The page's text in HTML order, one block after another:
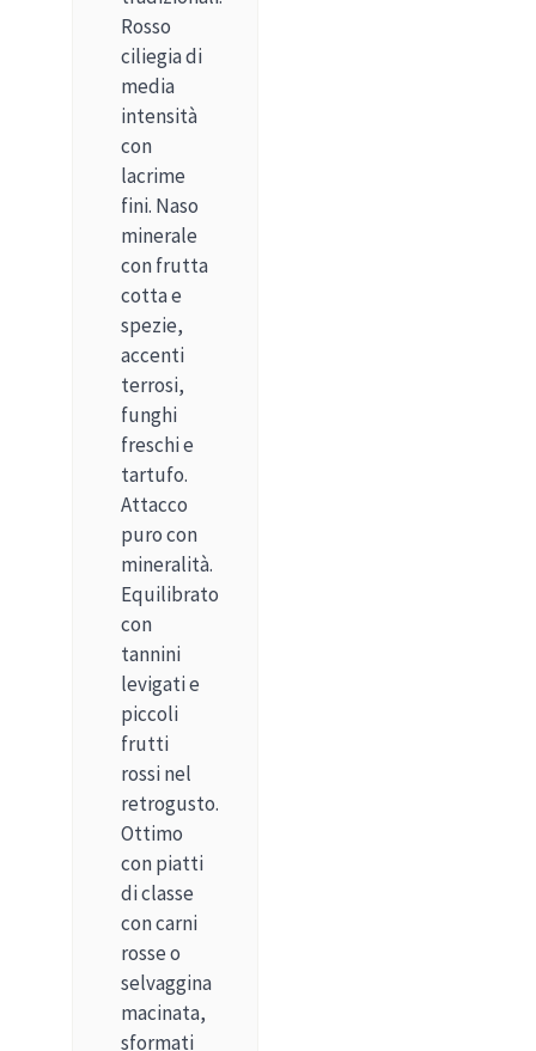
Rosso
ciliegia di
media
intensità
con
lacrime
fini. Naso
minerale
con frutta
cotta e
spezie,
accenti
terrosi,
funghi
freschi e
tartufo.
Attacco
puro con
mineralità.
Equilibrato
con
tannini
levigati e
piccoli
frutti
rossi nel
retrogusto.
Ottimo
con piatti
di classe
con carni
rosse o
selvaggina
macinata,
sformati